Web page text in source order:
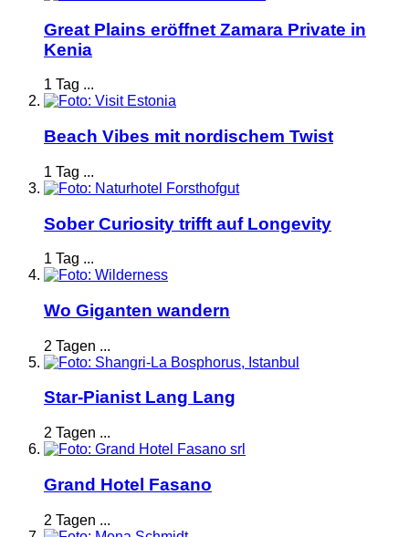
Great Plains eröffnet Zamara Private in
Kenia
1 Tag ...
Beach Vibes mit nordischem Twist
1 Tag ...
Sober Curiosity trifft auf Longevity
1 Tag ...
Wo Giganten wandern
2 Tagen ...
Star-Pianist Lang Lang
2 Tagen ...
Grand Hotel Fasano
2 Tagen ...